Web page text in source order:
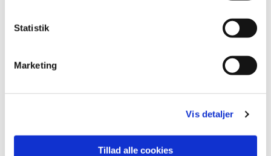
Statistik
Marketing
Vis detaljer
Tillad alle cookies